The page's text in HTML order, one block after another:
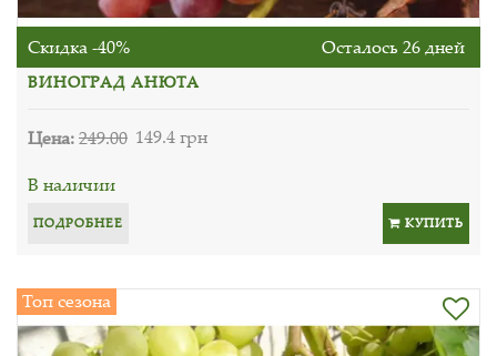
Скидка -40% Осталось 26 дней
ВИНОГРАД АНЮТА
Цена:249.00 149.4 грн
В наличии
ПОДРОБНЕЕ КУПИТЬ
Топ сезона